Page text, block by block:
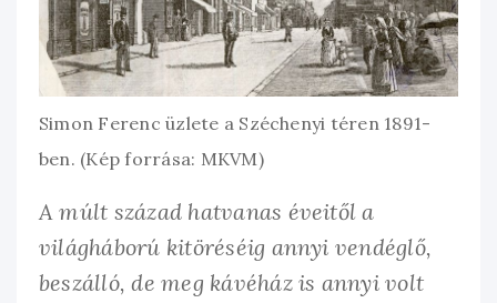
Simon Ferenc üzlete a Széchenyi téren 1891-
ben. (Kép forrása: MKVM)
A múlt század hatvanas éveitől a
világháború kitöréséig annyi vendéglő,
beszálló, de meg kávéház is annyi volt